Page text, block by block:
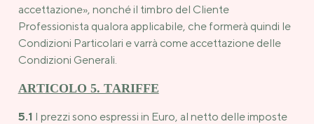
accettazione», nonché il timbro del Cliente
Professionista qualora applicabile, che formerà quindi le
Condizioni Particolari e varrà come accettazione delle
Condizioni Generali.
ARTICOLO 5. TARIFFE
5.1 I prezzi sono espressi in Euro, al netto delle imposte